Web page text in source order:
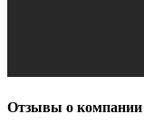
Отзывы о компании